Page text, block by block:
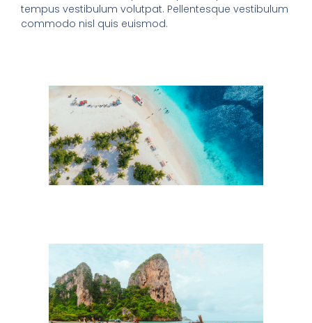
tempus vestibulum volutpat. Pellentesque vestibulum
commodo nisl quis euismod.